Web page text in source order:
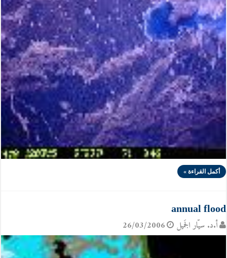
أكمل القراءة »
annual flood
أ.د. سيّار الجَميل 26/03/2006